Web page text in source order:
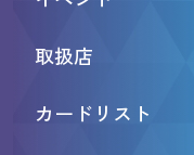
取扱店
カードリスト